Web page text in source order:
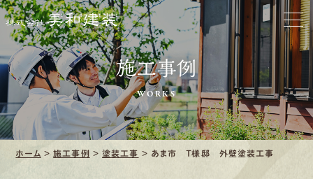
お家をきれいに
会社をきれいに
クリーニング
施工事例
WORKS
ホーム >施工事例 >塗装工事 > あま市 Ｔ様邸 外壁塗装工事